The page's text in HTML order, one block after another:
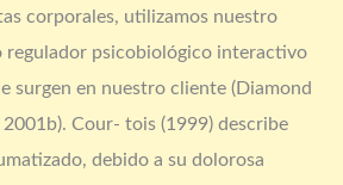
corporales, utilizamos nuestro
regulador psicobiológico interactivo
surgen en nuestro cliente (Diamond
Cour- tois (1999) describe
debido a su dolorosa